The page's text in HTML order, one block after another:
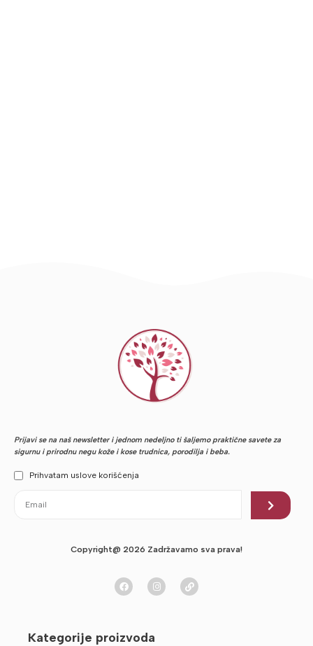
Prijavi se na naš newsletter i jednom nedeljno ti šaljemo praktične savete za
sigurnu i prirodnu negu kože i kose trudnica, porodilja i beba.
Prihvatam uslove korišćenja
Copyright@ 2026 Zadržavamo sva prava!
Kategorije proizvoda